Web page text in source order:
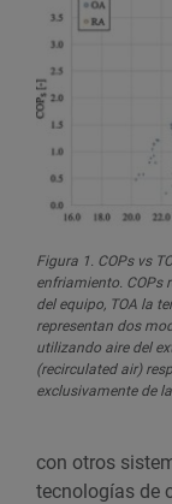
Figura 1. COPs vs
enfriamiento. COPs
del equipo, TOA la
representan dos
utilizando aire del
(recirculated air)
exclusivamente de
con otros
tecnologías de